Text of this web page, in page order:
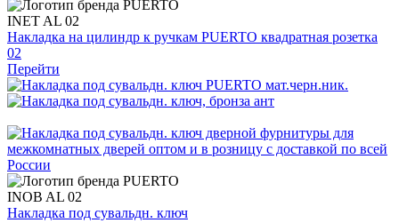
INET AL 02
Накладка на цилиндр к ручкам PUERTO квадратная розетка
02
Перейти
INOB AL 02
Накладка под сувальдн. ключ